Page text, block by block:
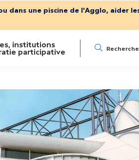
dans une piscine de l'Agglo, aider
institutions
participative
N
v
i
Recherche